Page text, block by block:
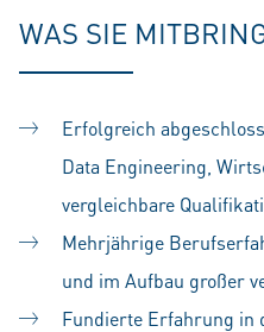
WAS SIE
Erfolgreich
Data Engineering,
vergleichbare
Mehrjährige
und im Aufbau großer
Fundierte Erfahrung in